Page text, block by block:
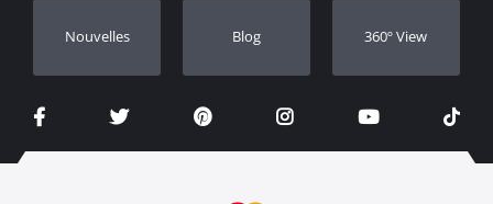
Nouvelles Blog 360º View